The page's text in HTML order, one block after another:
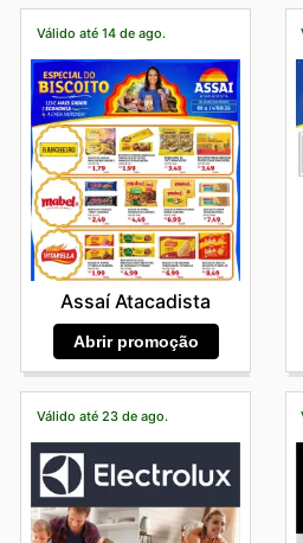
Válido até 14 de ago.
Assaí Atacadista
Abrir promoção
Válido até 23 de ago.